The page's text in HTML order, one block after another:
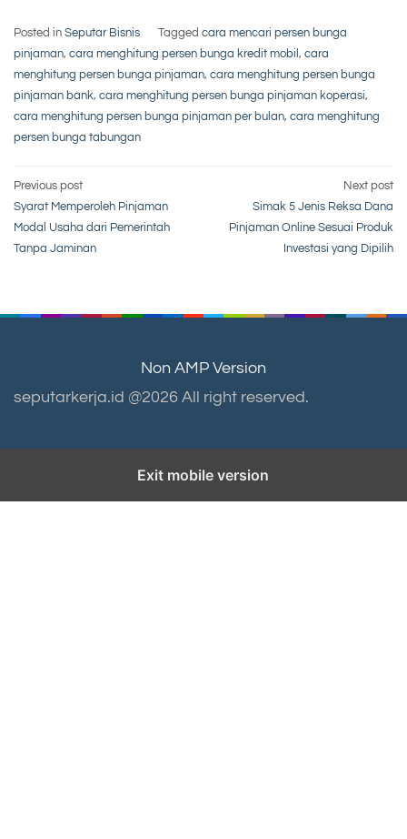
Posted in Seputar Bisnis Tagged cara mencari persen bunga
pinjaman, cara menghitung persen bunga kredit mobil , cara
menghitung persen bunga pinjaman, cara menghitung persen bunga
pinjaman bank, cara menghitung persen bunga pinjaman koperasi,
cara menghitung persen bunga pinjaman per bulan, cara menghitung
persen bunga tabungan
Post
navigation
Previous post
Syarat Memperoleh Pinjaman
Modal Usaha dari Pemerintah
Tanpa Jaminan
Next post
Simak 5 Jenis Reksa Dana
Pinjaman Online Sesuai Produk
Investasi yang Dipilih
Non AMP Version
seputarkerja.id @2026 All right reserved.
Exit mobile version